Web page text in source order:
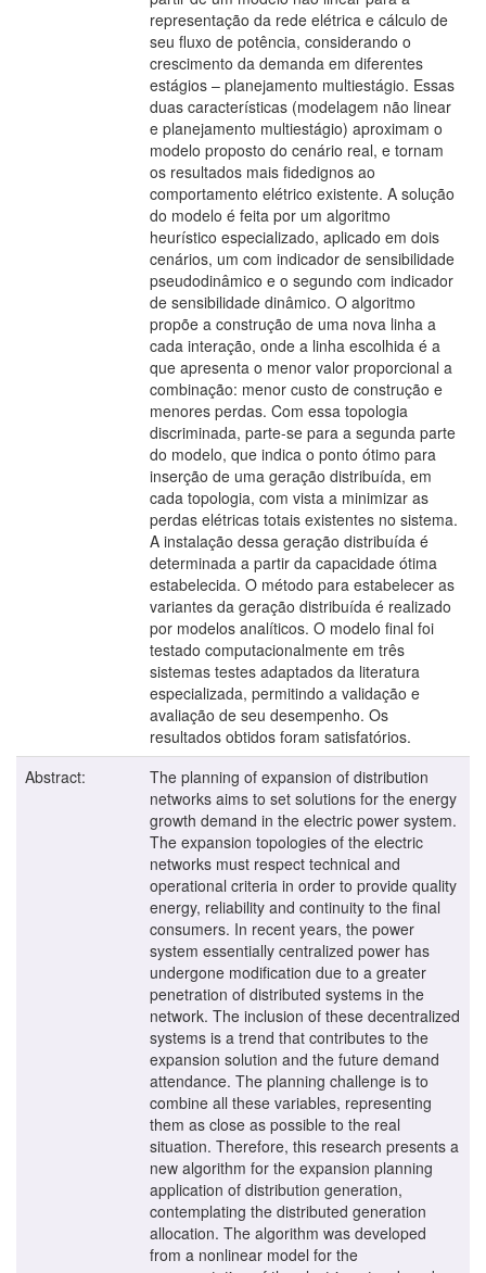
representação da rede elétrica e cálculo de
seu fluxo de potência, considerando o
crescimento da demanda em diferentes
estágios – planejamento multiestágio. Essas
duas características (modelagem não linear
e planejamento multiestágio) aproximam o
modelo proposto do cenário real, e tornam
os resultados mais fidedignos ao
comportamento elétrico existente. A solução
do modelo é feita por um algoritmo
heurístico especializado, aplicado em dois
cenários, um com indicador de sensibilidade
pseudodinâmico e o segundo com indicador
de sensibilidade dinâmico. O algoritmo
propõe a construção de uma nova linha a
cada interação, onde a linha escolhida é a
que apresenta o menor valor proporcional a
combinação: menor custo de construção e
menores perdas. Com essa topologia
discriminada, parte-se para a segunda parte
do modelo, que indica o ponto ótimo para
inserção de uma geração distribuída, em
cada topologia, com vista a minimizar as
perdas elétricas totais existentes no sistema.
A instalação dessa geração distribuída é
determinada a partir da capacidade ótima
estabelecida. O método para estabelecer as
variantes da geração distribuída é realizado
por modelos analíticos. O modelo final foi
testado computacionalmente em três
sistemas testes adaptados da literatura
especializada, permitindo a validação e
avaliação de seu desempenho. Os
resultados obtidos foram satisfatórios.
Abstract:
The planning of expansion of distribution
networks aims to set solutions for the energy
growth demand in the electric power system.
The expansion topologies of the electric
networks must respect technical and
operational criteria in order to provide quality
energy, reliability and continuity to the final
consumers. In recent years, the power
system essentially centralized power has
undergone modification due to a greater
penetration of distributed systems in the
network. The inclusion of these decentralized
systems is a trend that contributes to the
expansion solution and the future demand
attendance. The planning challenge is to
combine all these variables, representing
them as close as possible to the real
situation. Therefore, this research presents a
new algorithm for the expansion planning
application of distribution generation,
contemplating the distributed generation
allocation. The algorithm was developed
from a nonlinear model for the